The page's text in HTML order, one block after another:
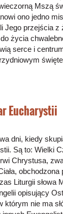
Mszą
ono jedno
Jego przejścia z
życia
serce i
Eucharystii
dni, kiedy
Są to: Wielki
Chrystusa,
Liturgii słowa
opisujący
którym nie ma